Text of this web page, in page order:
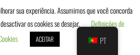
NACIONAL
sua experiência. Assumimos que você concorda
os cookies se desejar.
Definições de
ACEITAR PT